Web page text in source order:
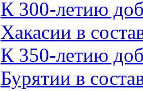
К 300-летию
Хакасии в
К 350-летию
Бурятии в